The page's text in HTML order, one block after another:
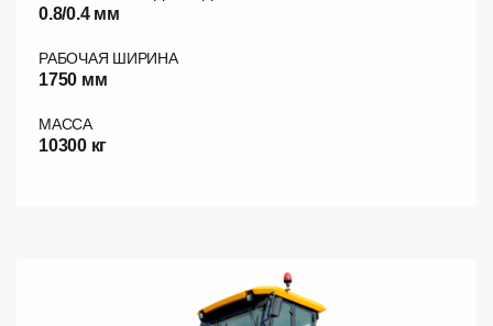
0.8/0.4 мм
РАБОЧАЯ ШИРИНА
1750 мм
МАССА
10300 кг